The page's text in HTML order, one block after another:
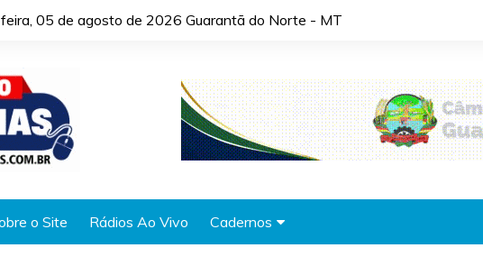
05 de agosto de 2026 Guarantã do Norte - MT
o Site Rádios Ao Vivo Cadernos